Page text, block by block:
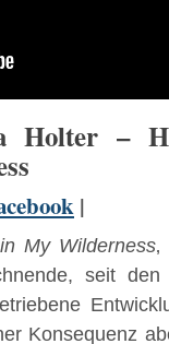
Holter –
|
My Wilderness
seit den
Konsequenz